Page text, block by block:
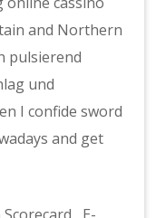
and Northern
pulsierend
und
I confide sword
and get